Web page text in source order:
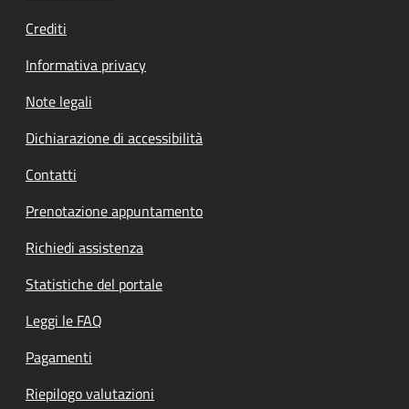
Crediti
Informativa privacy
Note legali
Dichiarazione di accessibilità
Contatti
Prenotazione appuntamento
Richiedi assistenza
Statistiche del portale
Leggi le FAQ
Pagamenti
Riepilogo valutazioni